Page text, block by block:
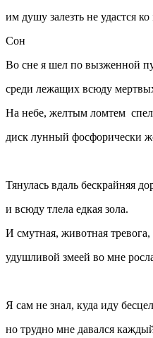
им душу залезть не удастся
Сон
Во сне я шел по вызженной
среди лежащих всюду
На небе, желтым ломтем
диск лунный фосфорически
Тянулась вдаль бескрайняя
и всюду тлела едкая зола.
И смутная, животная тревога,
удушливой змеей во мне
Я сам не знал, куда иду
но трудно мне давался